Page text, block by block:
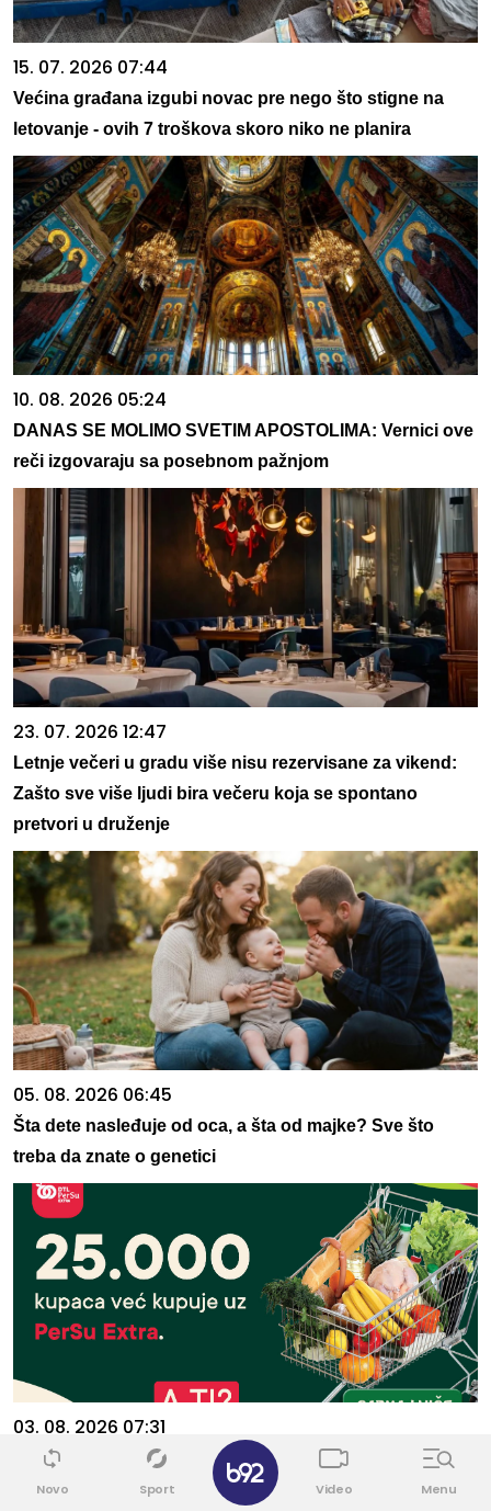
15. 07. 2026 07:44
Većina građana izgubi novac pre nego što stigne na
letovanje - ovih 7 troškova skoro niko ne planira
10. 08. 2026 05:24
DANAS SE MOLIMO SVETIM APOSTOLIMA: Vernici ove
reči izgovaraju sa posebnom pažnjom
23. 07. 2026 12:47
Letnje večeri u gradu više nisu rezervisane za vikend:
Zašto sve više ljudi bira večeru koja se spontano
pretvori u druženje
05. 08. 2026 06:45
Šta dete nasleđuje od oca, a šta od majke? Sve što
treba da znate o genetici
03. 08. 2026 07:31
25.000 kupaca već kupuje uz PerSu Extra. A ti? Saznaj
višeNovo Sport Video Menu
✕